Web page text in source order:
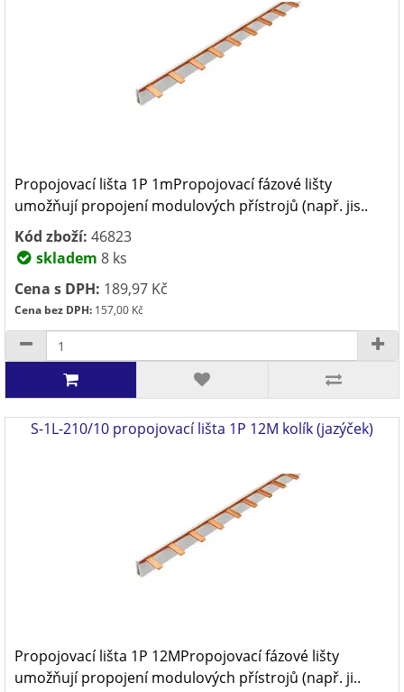
Propojovací lišta 1P 1mPropojovací fázové lišty
umožňují propojení modulových přístrojů (např. jis..
Kód zboží: 46823
skladem 8 ks
Cena s DPH: 189,97 Kč
Cena bez DPH: 157,00 Kč
S-1L-210/10 propojovací lišta 1P 12M kolík (jazýček)
Propojovací lišta 1P 12MPropojovací fázové lišty
umožňují propojení modulových přístrojů (např. ji..